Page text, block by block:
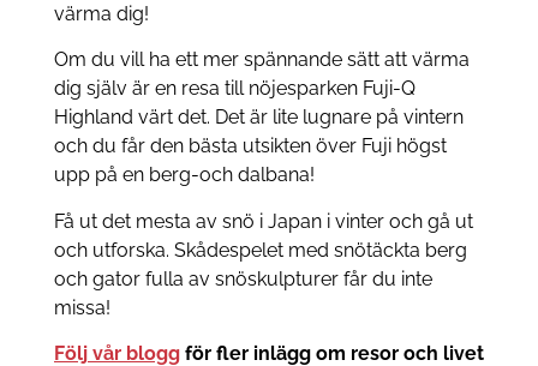
värma dig!
Om du vill ha ett mer spännande sätt att värma
dig själv är en resa till nöjesparken Fuji-Q
Highland värt det. Det är lite lugnare på vintern
och du får den bästa utsikten över Fuji högst
upp på en berg-och dalbana!
Få ut det mesta av snö i Japan i vinter och gå ut
och utforska. Skådespelet med snötäckta berg
och gator fulla av snöskulpturer får du inte
missa!
Följ vår bloggför fler inlägg om resor och livet